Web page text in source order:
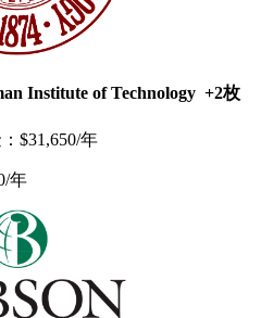
Institute of Technology +2枚
$31,650/年
年